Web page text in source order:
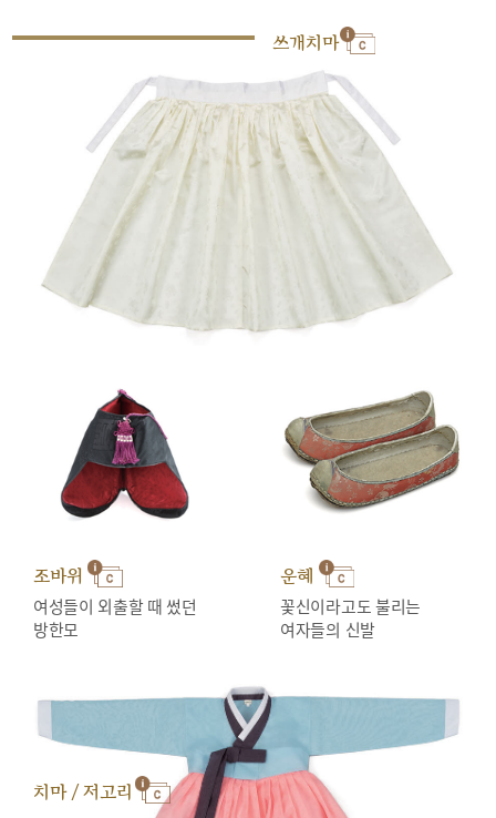
쓰개치마
조바위
여성들이 외출할 때 썼던
방한모
운혜
꽃신이라고도 불리는
여자들의 신발
치마 / 저고리